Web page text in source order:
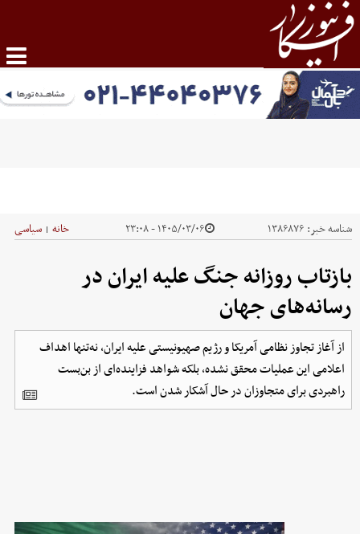
شناسه خبر: ۱۳۸۶۸۷۶ ۱۴۰۵/۰۳/۰۶ - ۲۳:۰۸ خانه | سیاسی
بازتاب روزانه جنگ علیه ایران در
رسانه‌های جهان
از آغاز تجاوز نظامی آمریکا و رژیم صهیونیستی علیه ایران، نه‌تنها اهداف
اعلامی این عملیات محقق نشده، بلکه شواهد فزاینده‌ای از بن‌بست
راهبردی برای متجاوزان در حال آشکار شدن است.